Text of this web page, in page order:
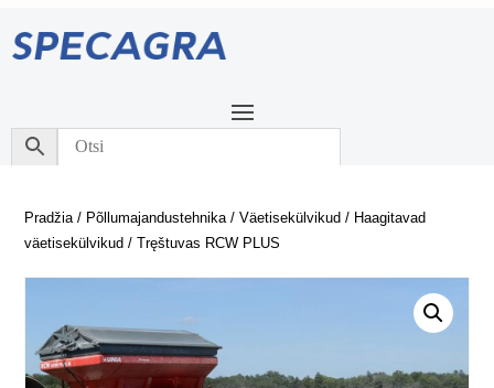
Pradžia/ Põllumajandustehnika/Väetisekülvikud / Haagitavad
väetisekülvikud / Tręštuvas RCW PLUS